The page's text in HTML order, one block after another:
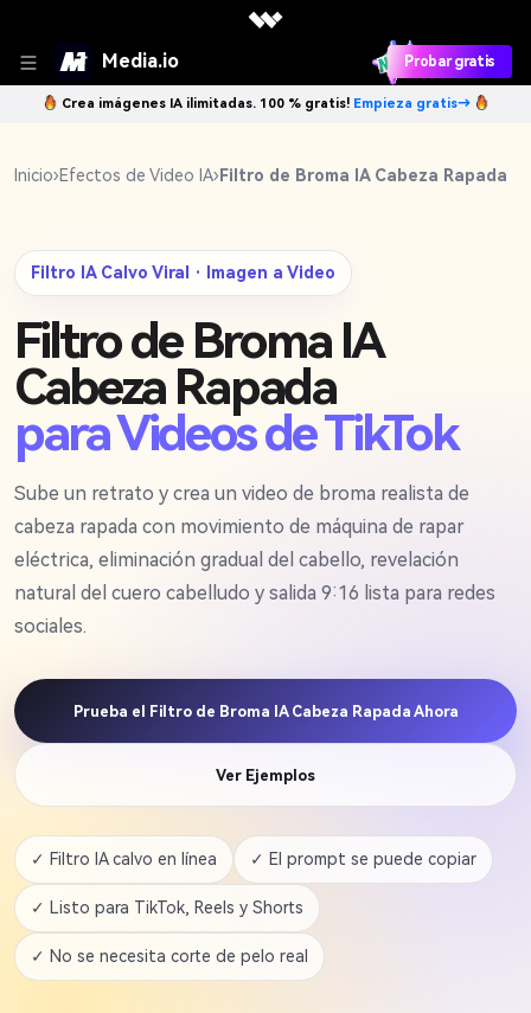
Media.io Probar gratis
Crea imágenes IA ilimitadas. 100 % gratis! Empieza gratis→
Inicio›Efectos de Video IA› Filtro de Broma IA Cabeza Rapada
Filtro IA Calvo Viral · Imagen a Video
Filtro de Broma IA
Cabeza Rapada
para Videos de TikTok
Sube un retrato y crea un video de broma realista de
cabeza rapada con movimiento de máquina de rapar
eléctrica, eliminación gradual del cabello, revelación
natural del cuero cabelludo y salida 9:16 lista para redes
sociales.
Prueba el Filtro de Broma IA Cabeza Rapada Ahora
Ver Ejemplos
✓ Filtro IA calvo en línea ✓ El prompt se puede copiar
✓ Listo para TikTok, Reels y Shorts
✓ No se necesita corte de pelo real